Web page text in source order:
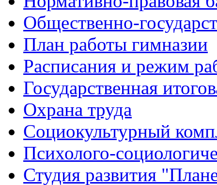
Общественно-
План работы гимназии
Расписания и режим
Государственная
Охрана труда
Социокультурный
Психолого-
Студия развития